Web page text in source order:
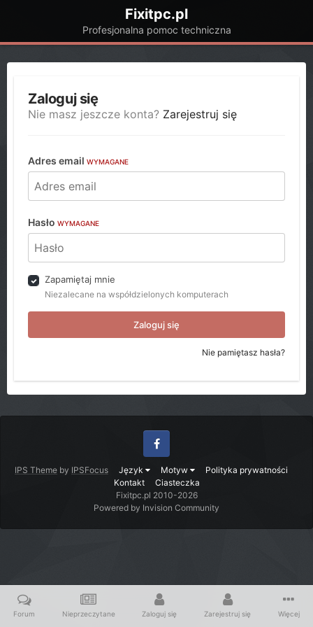
Fixitpc.pl
Profesjonalna pomoc techniczna
Zaloguj się
Nie masz jeszcze konta? Zarejestruj się
Adres email WYMAGANE
Hasło WYMAGANE
Zapamiętaj mnie
Niezalecane na współdzielonych komputerach
Zaloguj się
Nie pamiętasz hasła?
IPS Theme by IPSFocus Język Motyw
Polityka prywatności
Kontakt
Ciasteczka
Facebook
Fixitpc.pl 2010-2026
Powered by Invision Community
Forum Nieprzeczytane Zaloguj się Zarejestruj się Więcej